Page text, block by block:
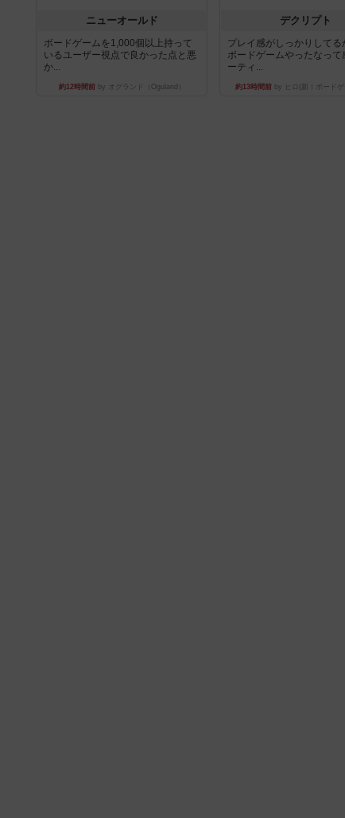
ニューオールド
ボードゲームを1,000個以上持って
いるユーザー視点で良かった点と悪
か...
約12時間前by オグランド（Oguland）
デクリプト
プレイ感がしっかりしてる
ボードゲームやったなって
ーティ...
約13時間前 by ヒロ(新！ボードゲ